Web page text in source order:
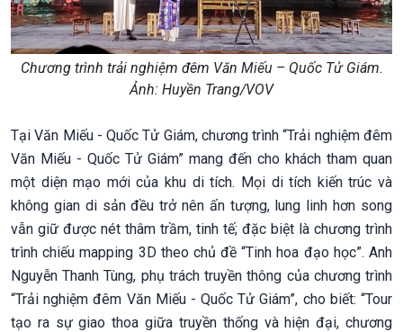
Chương trình trải nghiệm đêm Văn Miếu – Quốc Tử Giám.
Ảnh: Huyền Trang/VOV
Tại Văn Miếu - Quốc Tử Giám, chương trình “Trải nghiệm đêm
Văn Miếu - Quốc Tử Giám” mang đến cho khách tham quan
một diện mạo mới của khu di tích. Mọi di tích kiến trúc và
không gian di sản đều trở nên ấn tượng, lung linh hơn song
vẫn giữ được nét thâm trầm, tinh tế; đặc biệt là chương trình
trình chiếu mapping 3D theo chủ đề “Tinh hoa đạo học”. Anh
Nguyễn Thanh Tùng, phụ trách truyền thông của chương trình
“Trải nghiệm đêm Văn Miếu - Quốc Tử Giám”, cho biết: “Tour
tạo ra sự giao thoa giữa truyền thống và hiện đại, chương